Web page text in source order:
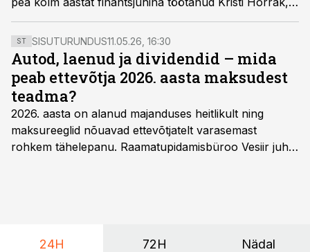
Eesti üks mõjukamaid finantsjuhte.
ST SISUTURUNDUS11.05.26, 16:30
Autod, laenud ja dividendid – mida
peab ettevõtja 2026. aasta maksudest
teadma?
2026. aasta on alanud majanduses heitlikult ning
maksureeglid nõuavad ettevõtjatelt varasemast
rohkem tähelepanu. Raamatupidamisbüroo Vesiir juht
24H 72H Nädal